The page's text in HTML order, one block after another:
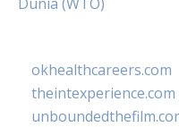
okhealthcareers.com
theintexperience.com